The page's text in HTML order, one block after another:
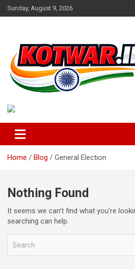
Skip
to
Sunday, August 9, 2026
kotwar.in
Home Blog General Election
Nothing Found
It seems we can’t find what you’re
searching can help.